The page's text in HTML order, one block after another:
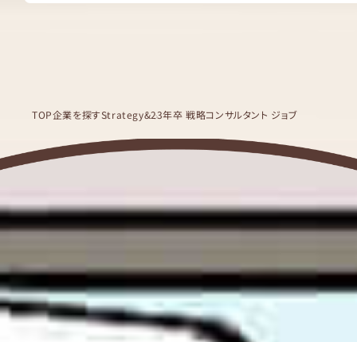
TOP企業を探すStrategy&23年卒 戦略コンサルタント ジョブ